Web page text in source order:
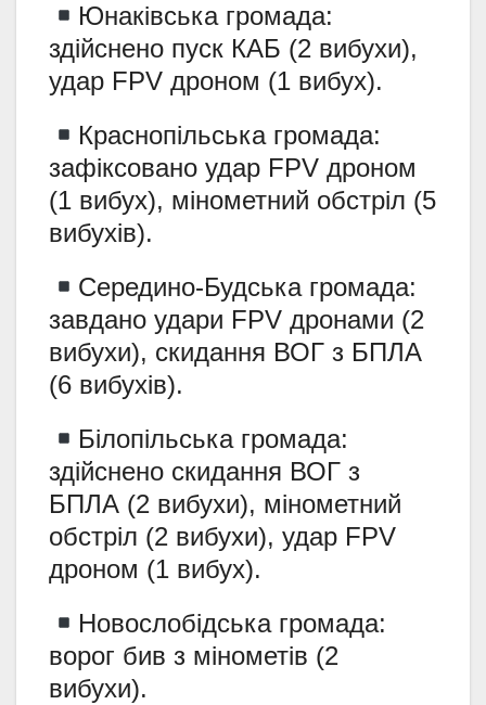
Юнаківська громада:
здійснено пуск КАБ (2 вибухи),
удар FPV дроном (1 вибух).
Краснопільська громада:
зафіксовано удар FPV дроном
(1 вибух), мінометний обстріл (5
вибухів).
Середино-Будська громада:
завдано удари FPV дронами (2
вибухи), скидання ВОГ з БПЛА
(6 вибухів).
Білопільська громада:
здійснено скидання ВОГ з
БПЛА (2 вибухи), мінометний
обстріл (2 вибухи), удар FPV
дроном (1 вибух).
Новослобідська громада:
ворог бив з мінометів (2
вибухи).